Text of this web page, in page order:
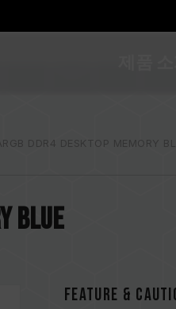
DDR4 DESKTOP MEMORY
BLUE
FEATURE &